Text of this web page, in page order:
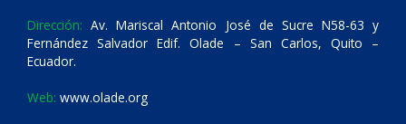
Dirección: Av. Mariscal Antonio José de Sucre N58-63 y
Fernández Salvador Edif. Olade – San Carlos, Quito –
Ecuador.
Web: www.olade.org